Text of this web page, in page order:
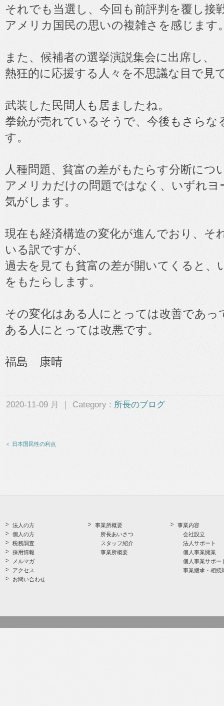
それでも当選し、今回も前評判を覆し接
アメリカ国民の思いの複雑さを感じます
また、候補者の選挙演説集会に出席し、
熱狂的に応援する人々を不思議な目で見
武装した民間人も居ましたね。
拳銃が売れているそうで、今後もさらな
す。
人種問題、貧富の差がもたらす分断につ
アメリカだけの問題ではなく、いずれ
気がします。
現在も経済構造の変化が進んでおり、そ
いる訳ですが、
過去を見ても貧富の差が開いてくると、
をもたらします。
その変化はある人にとっては改善であっ
ある人にとっては改悪です。
福島 康晴
2020-11-09 月 ｜ Category : 所長のブログ
＜ 日本国民性の利点
法人の方
個人の方
税務調査
採用情報
メルマガ
アクセス
お問い合わせ
事業所概要
所長あいさつ
スタッフ紹介
事業所概要
事業内容
会社設立
法人サポート
個人事業開業
個人事業サポー
事業継承・相続